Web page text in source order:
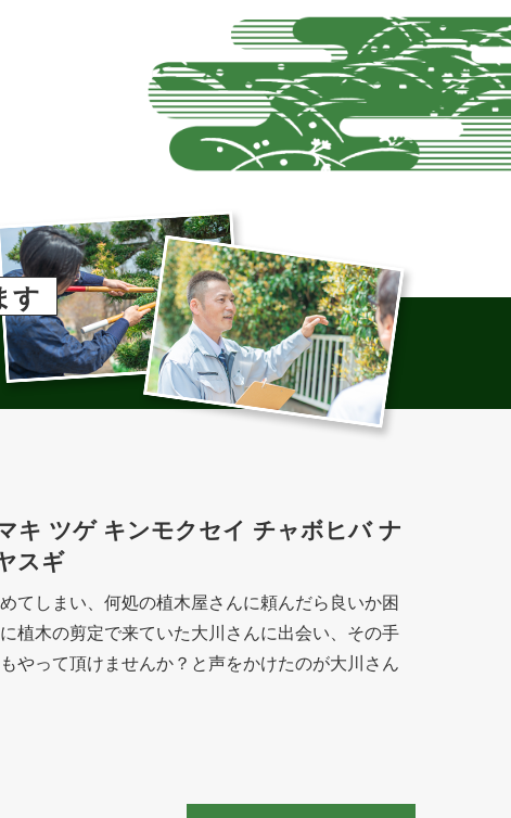
す
キ ツゲ キンモクセイ チャボヒバ ナ
スギ
てしまい、何処の植木屋さんに頼んだら良いか困
植木の剪定で来ていた大川さんに出会い、その手
やって頂けませんか？と声をかけたのが大川さん